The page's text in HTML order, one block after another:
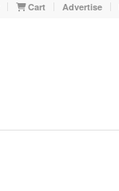
Cart Advertise